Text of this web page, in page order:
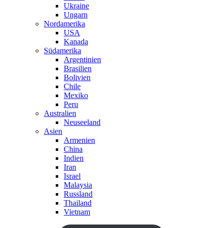
Ukraine
Ungarn
Nordamerika
USA
Kanada
Südamerika
Argentinien
Brasilien
Bolivien
Chile
Mexiko
Peru
Australien
Neuseeland
Asien
Armenien
China
Indien
Iran
Israel
Malaysia
Russland
Thailand
Vietnam